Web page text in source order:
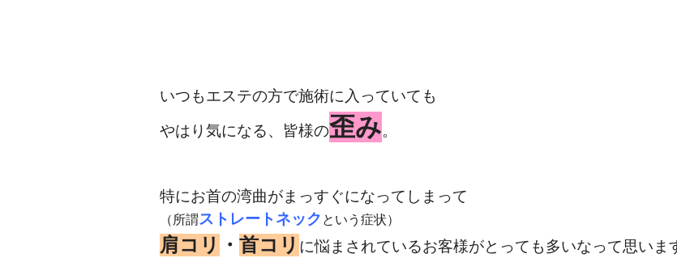
いつもエステの方で施術に入っていても
やはり気になる、皆様の歪み。
特にお首の湾曲がまっすぐになってしまって
（所謂ストレートネック という症状）
肩コリ ・ 首コリ に悩まされているお客様がとっても多いなって思いま